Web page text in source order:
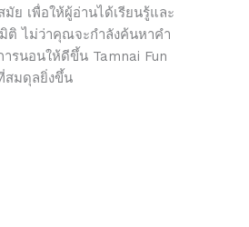
ย เพื่อให้ผู้อ่านได้เรียนรู้และ
ติ ไม่ว่าคุณจะกำลังค้นหาคำ
รนอนให้ดีขึ้น Tamnai Fun
สมดุลยิ่งขึ้น